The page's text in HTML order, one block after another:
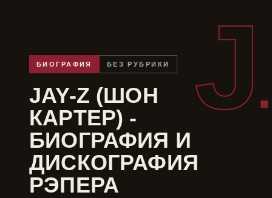
J
БИОГРАФИЯ БЕЗ РУБРИКИ
JAY-Z (ШОН
КАРТЕР) -
БИОГРАФИЯ И
ДИСКОГРАФИЯ
РЭПЕРА